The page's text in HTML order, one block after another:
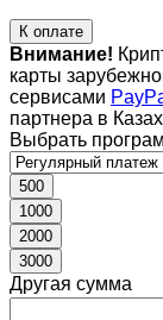
К оплате
Внимание!
карты
сервисами
партнера в
Выбрать
500
1000
2000
3000
Другая сумма